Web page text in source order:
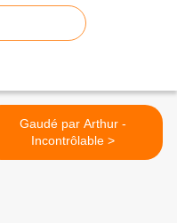
Gaudé par Arthur -
Incontrôlable >